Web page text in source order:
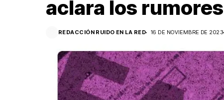
aclara los rumores
REDACCIÓN RUIDO EN LA RED 16 DE NOVIEMBRE DE 2023